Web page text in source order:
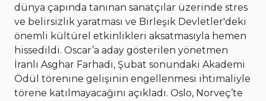
dünya çapında tanınan sanatçılar üzerinde stres
ve belirsizlik yaratması ve Birleşik Devletler'deki
önemli kültürel etkinlikleri aksatmasıyla hemen
hissedildi. Oscar’a aday gösterilen yönetmen
İranlı Asghar Farhadi, Şubat sonundaki Akademi
Ödül törenine gelişinin engellenmesi ihtimaliyle
törene katılmayacağını açıkladı. Oslo, Norveç’te